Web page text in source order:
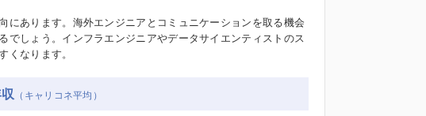
にあります。海外エンジニアとコミュニケーションを取る機会
でしょう。インフラエンジニアやデータサイエンティストのス
なります。
（キャリコネ平均）